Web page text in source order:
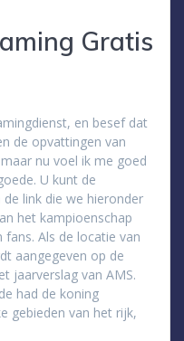
Gratis
en besef dat
de opvattingen van
nu voel ik me goed
U kunt de
de link die we hieronder
het kampioenschap
Als de locatie van
aangegeven op de
jaarverslag van AMS.
had de koning
gebieden van het rijk,